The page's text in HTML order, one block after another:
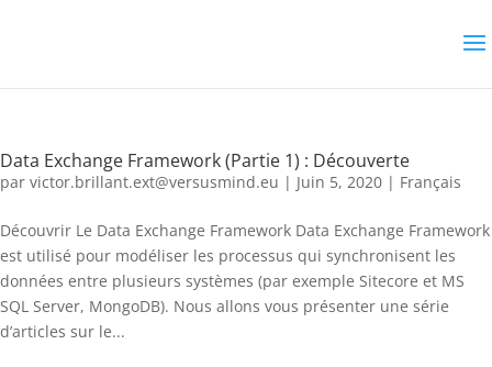
Data Exchange Framework (Partie 1) : Découverte
par victor.brillant.ext@versusmind.eu | Juin 5, 2020 | Français
Découvrir Le Data Exchange Framework Data Exchange Framework
est utilisé pour modéliser les processus qui synchronisent les
données entre plusieurs systèmes (par exemple Sitecore et MS
SQL Server, MongoDB). Nous allons vous présenter une série
d’articles sur le...